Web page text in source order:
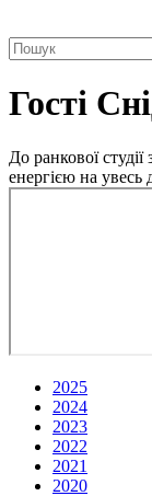
Гості
До ранкової
енергією на увесь
2025
2024
2023
2022
2021
2020